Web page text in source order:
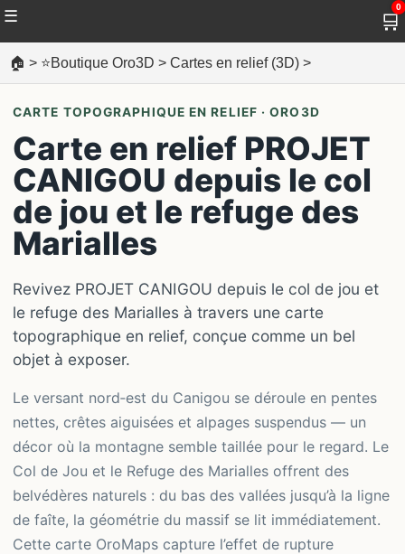
☰ 🛒
0
🏠 > ⭐Boutique Oro3D > Cartes en relief (3D) >
CARTE TOPOGRAPHIQUE EN RELIEF · ORO3D
Carte en relief PROJET
CANIGOU depuis le col
de jou et le refuge des
Marialles
Revivez PROJET CANIGOU depuis le col de jou et
le refuge des Marialles à travers une carte
topographique en relief, conçue comme un bel
objet à exposer.
Le versant nord‑est du Canigou se déroule en pentes
nettes, crêtes aiguisées et alpages suspendus — un
décor où la montagne semble taillée pour le regard. Le
Col de Jou et le Refuge des Marialles offrent des
belvédères naturels : du bas des vallées jusqu’à la ligne
de faîte, la géométrie du massif se lit immédiatement.
Cette carte OroMaps capture l’effet de rupture